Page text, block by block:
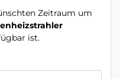
Zeitraum um
ist.